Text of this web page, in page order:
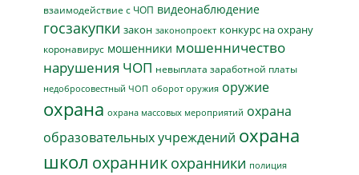
взаимодействие с ЧОП видеонаблюдение
госзакупки закон законопроект конкурс на охрану
коронавирус мошенники мошенничество
нарушения ЧОП невыплата заработной платы
недобросовестный ЧОП оборот оружия оружие
охрана охрана массовых мероприятий охрана
образовательных учреждений охрана
школ охранник охранники полиция